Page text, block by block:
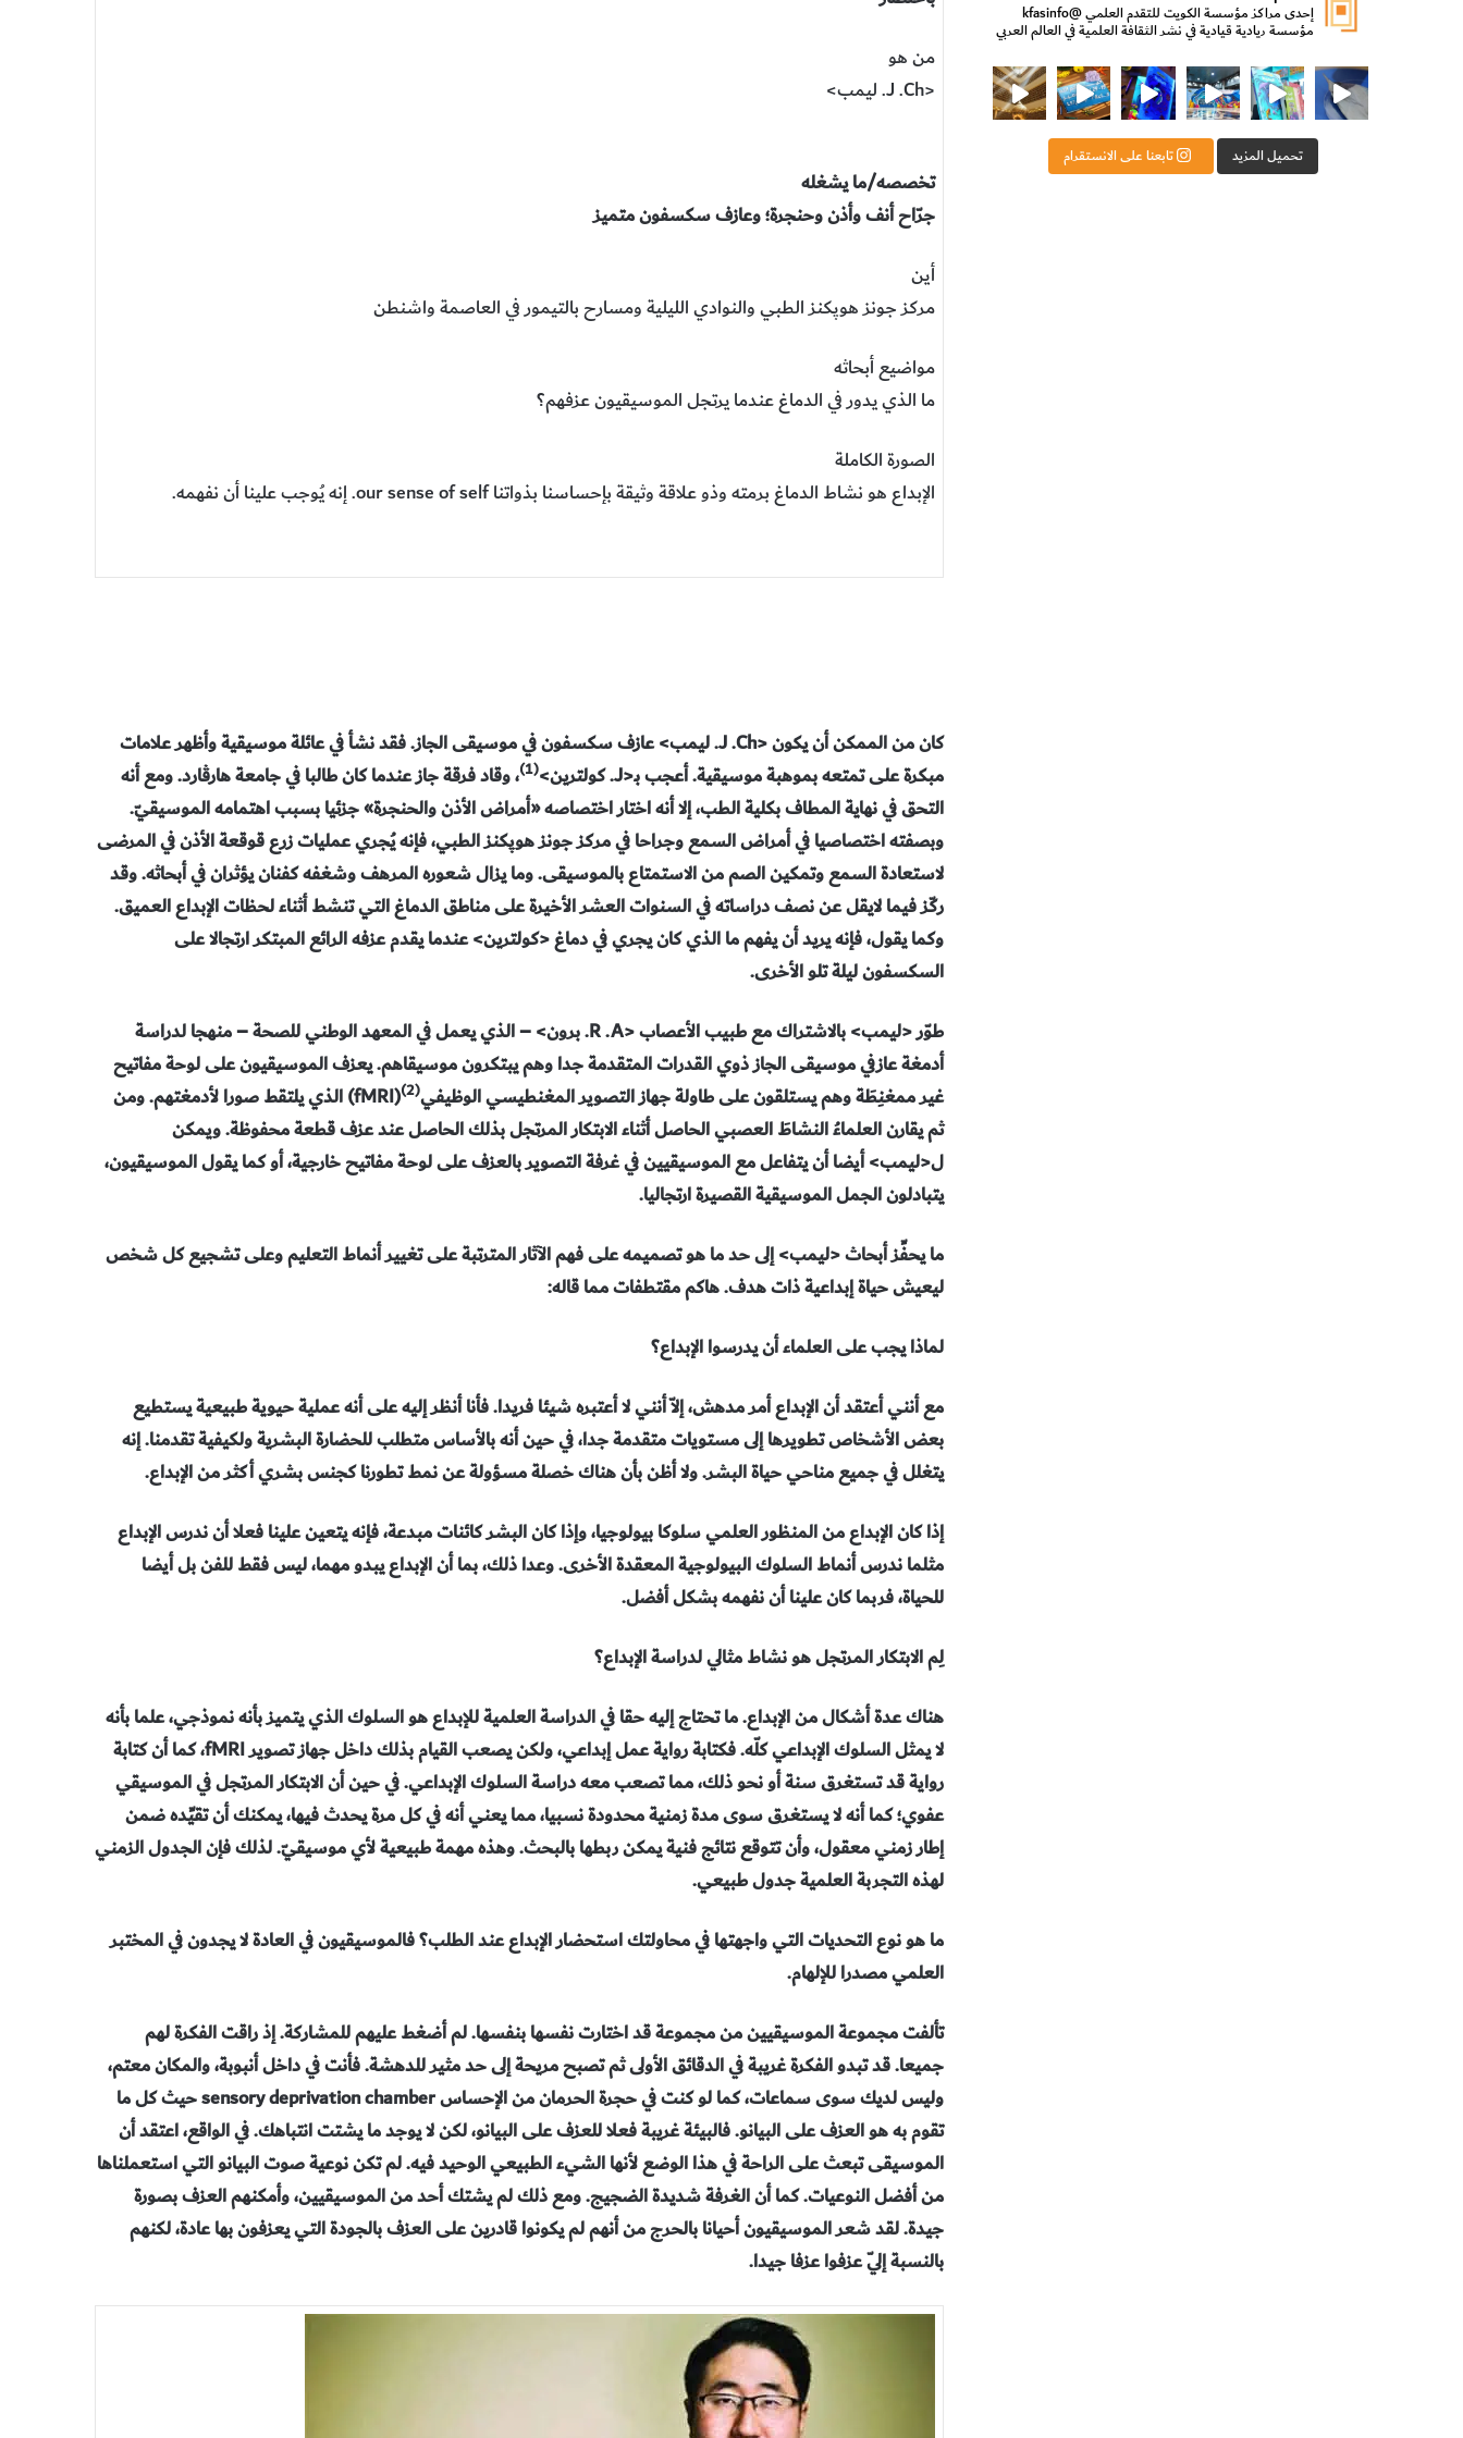
من هو
<J .Ch. ليمب>
تخصصه/ما يشغله
جرّاح أنف وأذن وحنجرة؛ وعازف سكسفون متميز
أين
مركز جونز هوپكنز الطبي والنوادي الليلية ومسارح بالتيمور في العاصمة واشنطن
مواضيع أبحاثه
ما الذي يدور في الدماغ عندما يرتجل الموسيقيون عزفهم؟
الصورة الكاملة
الإبداع هو نشاط الدماغ برمته وذو علاقة وثيقة بإحساسنا بذواتنا our sense of self. إنه يُوجب علينا أن نفهمه.
كان من الممكن أن يكون <J .Ch. ليمب> عازف سكسفون في موسيقى الجاز. فقد نشأ في عائلة موسيقية وأظهر علامات
مبكرة على تمتعه بموهبة موسيقية. أعجب بـ<J. كولترين>
(1) ، وقاد فرقة جاز عندما كان طالبا في جامعة هارڤارد. ومع أنه
التحق في نهاية المطاف بكلية الطب، إلا أنه اختار اختصاصه «أمراض الأذن والحنجرة» جزئيا بسبب اهتمامه الموسيقيّ.
وبصفته اختصاصيا في أمراض السمع وجراحا في مركز جونز هوپكنز الطبي، فإنه يُجري عمليات زرع قوقعة الأذن في المرضى
لاستعادة السمع وتمكين الصم من الاستمتاع بالموسيقى. وما يزال شعوره المرهف وشغفه كفنان يؤثران في أبحاثه. وقد
ركّز فيما لايقل عن نصف دراساته في السنوات العشر الأخيرة على مناطق الدماغ التي تنشط أثناء لحظات الإبداع العميق.
وكما يقول، فإنه يريد أن يفهم ما الذي كان يجري في دماغ <كولترين> عندما يقدم عزفه الرائع المبتكر ارتجالا على
السكسفون ليلة تلو الأخرى.
طوّر <ليمب> بالاشتراك مع طبيب الأعصاب <R .A. برون> – الذي يعمل في المعهد الوطني للصحة – منهجا لدراسة
أدمغة عازفي موسيقى الجاز ذوي القدرات المتقدمة جدا وهم يبتكرون موسيقاهم. يعزف الموسيقيون على لوحة مفاتيح
غير ممغنِطَة وهم يستلقون على طاولة جهاز التصوير المغنطيسي الوظيفي(2)
(fMRI) الذي يلتقط صورا لأدمغتهم. ومن
ثم يقارن العلماءُ النشاطَ العصبي الحاصل أثناء الابتكار المرتجل بذلك الحاصل عند عزف قطعة محفوظة. ويمكن
ل<ليمب> أيضا أن يتفاعل مع الموسيقيين في غرفة التصوير بالعزف على لوحة مفاتيح خارجية، أو كما يقول الموسيقيون،
يتبادلون الجمل الموسيقية القصيرة ارتجاليا.
ما يحفِّز أبحاث <ليمب> إلى حد ما هو تصميمه على فهم الآثار المترتبة على تغيير أنماط التعليم وعلى تشجيع كل شخص
ليعيش حياة إبداعية ذات هدف. هاكم مقتطفات مما قاله:
لماذا يجب على العلماء أن يدرسوا الإبداع؟
مع أنني أعتقد أن الإبداع أمر مدهش، إلاّ أنني لا أعتبره شيئا فريدا. فأنا أنظر إليه على أنه عملية حيوية طبيعية يستطيع
بعض الأشخاص تطويرها إلى مستويات متقدمة جدا، في حين أنه بالأساس متطلب للحضارة البشرية ولكيفية تقدمنا. إنه
يتغلل في جميع مناحي حياة البشر. ولا أظن بأن هناك خصلة مسؤولة عن نمط تطورنا كجنس بشري أكثر من الإبداع.
إذا كان الإبداع من المنظور العلمي سلوكا بيولوجيا، وإذا كان البشر كائنات مبدعة، فإنه يتعين علينا فعلا أن ندرس الإبداع
مثلما ندرس أنماط السلوك البيولوجية المعقدة الأخرى. وعدا ذلك، بما أن الإبداع يبدو مهما، ليس فقط للفن بل أيضا
للحياة، فربما كان علينا أن نفهمه بشكل أفضل.
لِم الابتكار المرتجل هو نشاط مثالي لدراسة الإبداع؟
هناك عدة أشكال من الإبداع. ما تحتاج إليه حقا في الدراسة العلمية للإبداع هو السلوك الذي يتميز بأنه نموذجي، علما بأنه
لا يمثل السلوك الإبداعي كلّه. فكتابة رواية عمل إبداعي، ولكن يصعب القيام بذلك داخل جهاز تصوير fMRI، كما أن كتابة
رواية قد تستغرق سنة أو نحو ذلك، مما تصعب معه دراسة السلوك الإبداعي. في حين أن الابتكار المرتجل في الموسيقي
عفوي؛ كما أنه لا يستغرق سوى مدة زمنية محدودة نسبيا، مما يعني أنه في كل مرة يحدث فيها، يمكنك أن تقيِّده ضمن
إطار زمني معقول، وأن تتوقع نتائج فنية يمكن ربطها بالبحث. وهذه مهمة طبيعية لأي موسيقيّ. لذلك فإن الجدول الزمني
لهذه التجربة العلمية جدول طبيعي.
ما هو نوع التحديات التي واجهتها في محاولتك استحضار الإبداع عند الطلب؟ فالموسيقيون في العادة لا يجدون في المختبر
العلمي مصدرا للإلهام.
تألفت مجموعة الموسيقيين من مجموعة قد اختارت نفسها بنفسها. لم أضغط عليهم للمشاركة. إذ راقت الفكرة لهم
جميعا. قد تبدو الفكرة غريبة في الدقائق الأولى ثم تصبح مريحة إلى حد مثير للدهشة. فأنت في داخل أنبوبة، والمكان معتم،
وليس لديك سوى سماعات، كما لو كنت في حجرة الحرمان من الإحساس sensory deprivation chamber حيث كل ما
تقوم به هو العزف على البيانو. فالبيئة غريبة فعلا للعزف على البيانو، لكن لا يوجد ما يشتت انتباهك. في الواقع، اعتقد أن
الموسيقى تبعث على الراحة في هذا الوضع لأنها الشيء الطبيعي الوحيد فيه. لم تكن نوعية صوت البيانو التي استعملناها
من أفضل النوعيات. كما أن الغرفة شديدة الضجيج. ومع ذلك لم يشتك أحد من الموسيقيين، وأمكنهم العزف بصورة
جيدة. لقد شعر الموسيقيون أحيانا بالحرج من أنهم لم يكونوا قادرين على العزف بالجودة التي يعزفون بها عادة، لكنهم
بالنسبة إليّ عزفوا عزفا جيدا.
إحدى مراكز مؤسسة الكويت للتقدم العلمي@kfasinfo
مؤسسة ريادية قيادية في نشر الثقافة العلمية في العالم العربي
ووزير الدولة لشؤون الش
من الأعماق نكتشف ومن الكتب نتعلّم⁨ رجعنا! ما كنّا بعيد! مجهزين لكم كل جديد!⁩
تحميل المزيد تابعنا على الانستقرام